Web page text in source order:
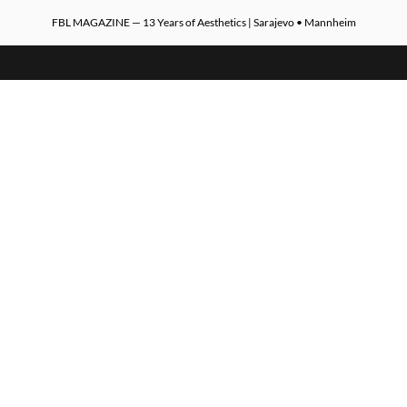
FBL MAGAZINE — 13 Years of Aesthetics | Sarajevo • Mannheim